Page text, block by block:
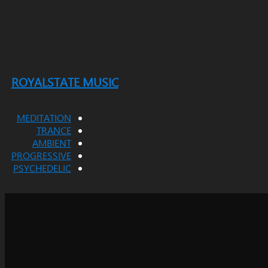
ROYALSTATE MUSIC
MEDITATION
TRANCE
AMBIENT
PROGRESSIVE
PSYCHEDELIC